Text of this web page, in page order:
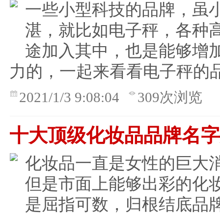
一些小型科技的品牌，虽
湛，就比如电子秤，各种
途加入其中，也是能够增
力的，一起来看看电子秤的
2021/1/3 9:08:04 309次浏览
十大顶级化妆品品牌名
化妆品一直是女性的巨大
但是市面上能够出彩的化
是屈指可数，归根结底品